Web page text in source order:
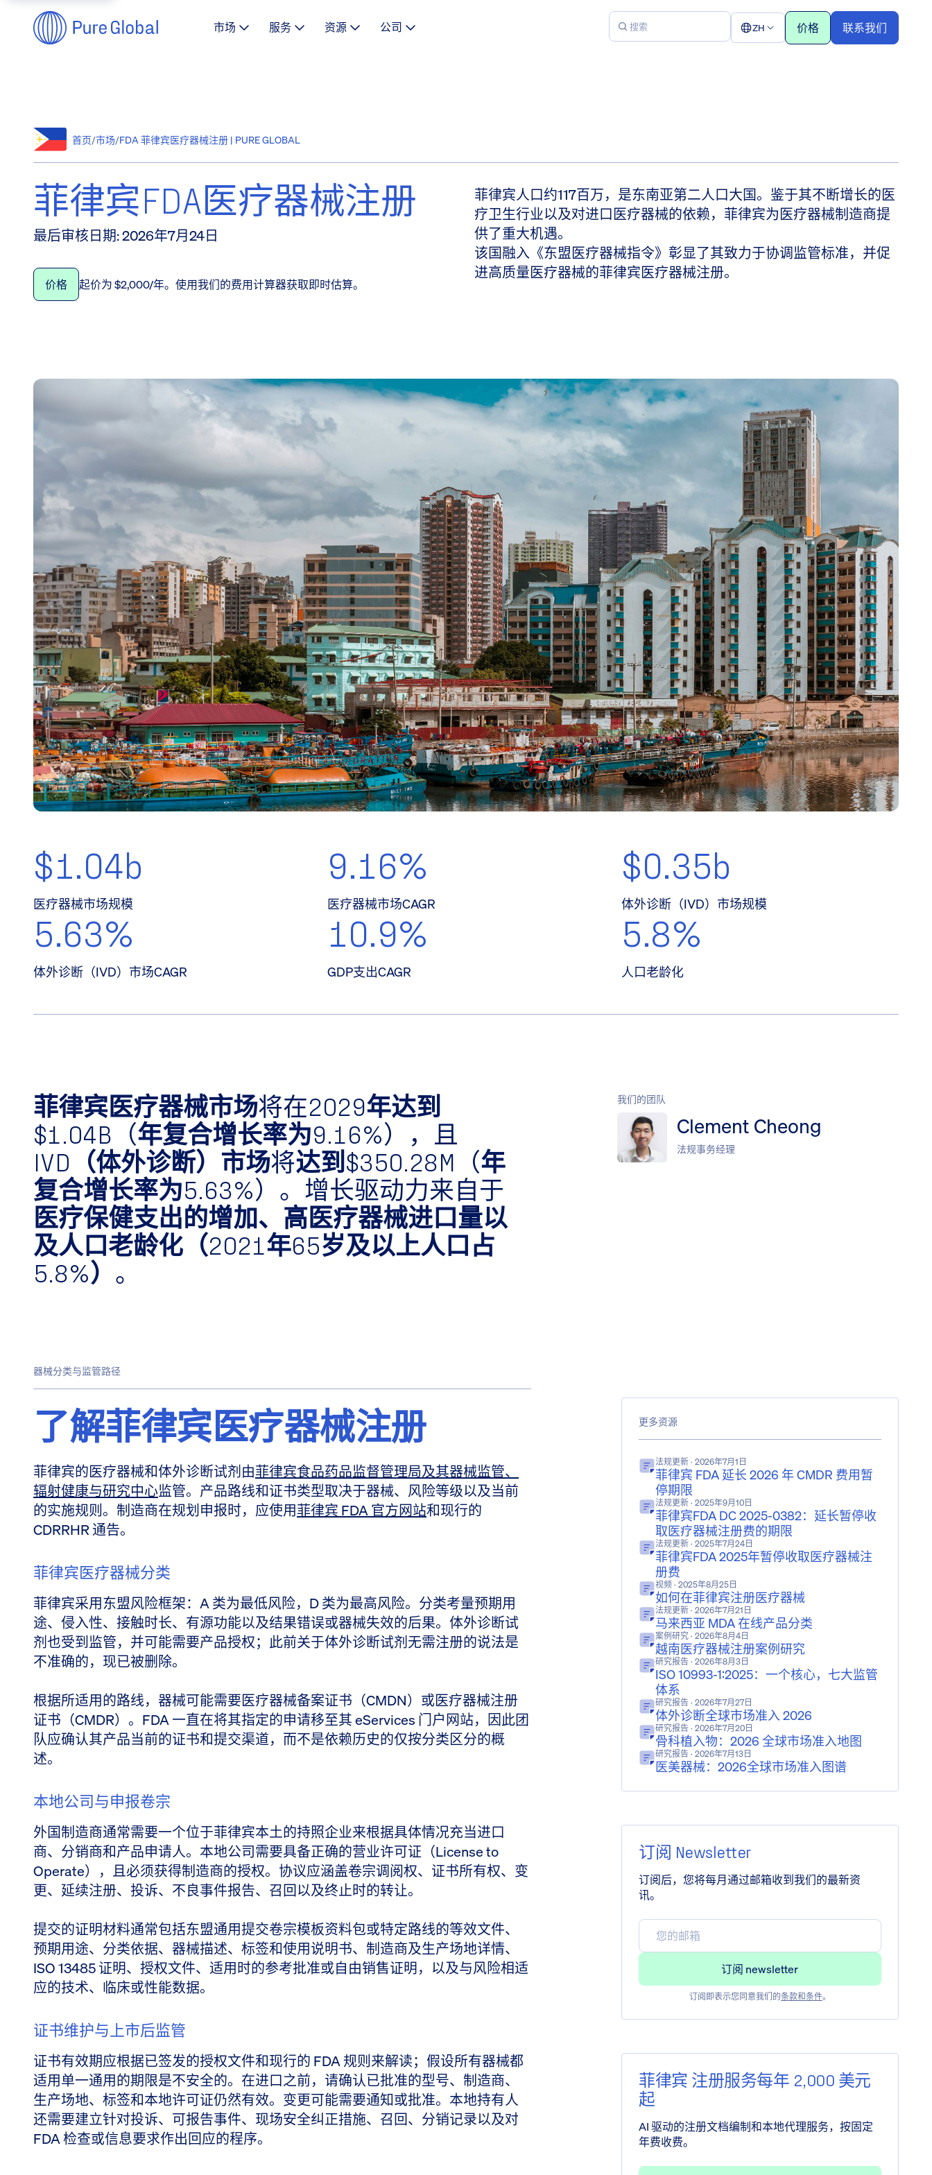
市场 服务 资源 公司 ZH 价格 联系我们
首页/市场/FDA 菲律宾医疗器械注册 | PURE GLOBAL
菲律宾FDA医疗器械注册
最后审核日期:2026年7月24日
价格 起价为 $2,000/年。使用我们的费用计算器获取即时估算。
菲律宾人口约117百万，是东南亚第二人口大国。鉴于其不断增长的医
疗卫生行业以及对进口医疗器械的依赖，菲律宾为医疗器械制造商提
供了重大机遇。
该国融入《东盟医疗器械指令》彰显了其致力于协调监管标准，并促
进高质量医疗器械的菲律宾医疗器械注册。
$1.04b
医疗器械市场规模
9.16%
医疗器械市场CAGR
$0.35b
体外诊断（IVD）市场规模
5.63%
体外诊断（IVD）市场CAGR
10.9%
GDP支出CAGR
5.8%
人口老龄化
菲律宾医疗器械市场将在2029年达到
$1.04B （年复合增长率为9.16%），且
IVD（体外诊断）市场将达到$350.28M （年
复合增长率为5.63%）。增长驱动力来自于
医疗保健支出的增加、高医疗器械进口量以
及人口老龄化（2021年65岁及以上人口占
5.8%） 。
我们的团队
Clement Cheong
法规事务经理
器械分类与监管路径
了解菲律宾医疗器械注册
菲律宾的医疗器械和体外诊断试剂由菲律宾食品药品监督管理局及其器械监管、
辐射健康与研究中心监管。产品路线和证书类型取决于器械、风险等级以及当前
的实施规则。制造商在规划申报时，应使用菲律宾 FDA 官方网站和现行的
CDRRHR 通告。
菲律宾医疗器械分类
菲律宾采用东盟风险框架：A 类为最低风险，D 类为最高风险。分类考量预期用
途、侵入性、接触时长、有源功能以及结果错误或器械失效的后果。体外诊断试
剂也受到监管，并可能需要产品授权；此前关于体外诊断试剂无需注册的说法是
不准确的，现已被删除。
根据所适用的路线，器械可能需要医疗器械备案证书（CMDN）或医疗器械注册
证书（CMDR）。FDA 一直在将其指定的申请移至其 eServices 门户网站，因此团
队应确认其产品当前的证书和提交渠道，而不是依赖历史的仅按分类区分的概
述。
本地公司与申报卷宗
外国制造商通常需要一个位于菲律宾本土的持照企业来根据具体情况充当进口
商、分销商和产品申请人。本地公司需要具备正确的营业许可证（License to
Operate），且必须获得制造商的授权。协议应涵盖卷宗调阅权、证书所有权、变
更、延续注册、投诉、不良事件报告、召回以及终止时的转让。
提交的证明材料通常包括东盟通用提交卷宗模板资料包或特定路线的等效文件、
预期用途、分类依据、器械描述、标签和使用说明书、制造商及生产场地详情、
ISO 13485 证明、授权文件、适用时的参考批准或自由销售证明，以及与风险相适
应的技术、临床或性能数据。
证书维护与上市后监管
证书有效期应根据已签发的授权文件和现行的 FDA 规则来解读；假设所有器械都
适用单一通用的期限是不安全的。在进口之前，请确认已批准的型号、制造商、
生产场地、标签和本地许可证仍然有效。变更可能需要通知或批准。本地持有人
还需要建立针对投诉、可报告事件、现场安全纠正措施、召回、分销记录以及对
FDA 检查或信息要求作出回应的程序。
更多资源
法规更新 · 2026年7月1日
菲律宾 FDA 延长 2026 年 CMDR 费用暂
停期限
法规更新 · 2025年9月10日
菲律宾FDA DC 2025-0382：延长暂停收
取医疗器械注册费的期限
法规更新 · 2025年7月24日
菲律宾FDA 2025年暂停收取医疗器械注
册费
视频 · 2025年8月25日
如何在菲律宾注册医疗器械
法规更新 · 2026年7月21日
马来西亚 MDA 在线产品分类
案例研究 · 2026年8月4日
越南医疗器械注册案例研究
研究报告 · 2026年8月3日
ISO 10993-1:2025：一个核心，七大监管
体系
研究报告 · 2026年7月27日
体外诊断全球市场准入 2026
研究报告 · 2026年7月20日
骨科植入物：2026 全球市场准入地图
研究报告 · 2026年7月13日
医美器械：2026全球市场准入图谱
订阅 Newsletter
订阅后，您将每月通过邮箱收到我们的最新资
讯。
订阅即表示您同意我们的条款和条件。
菲律宾 注册服务每年 2,000 美元
起
AI 驱动的注册文档编制和本地代理服务，按固定
年费收费。